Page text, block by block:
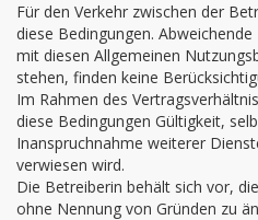
Für den Verkehr zwischen der
diese Bedingungen.
mit diesen Allgemeinen
stehen, finden keine
Im Rahmen des
diese Bedingungen Gültigkeit,
Inanspruchnahme weiterer
verwiesen wird.
Die Betreiberin behält sich vor,
ohne Nennung von Gründen zu